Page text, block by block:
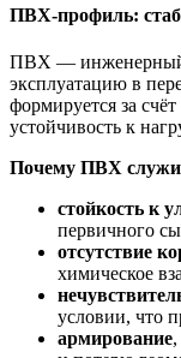
ПВХ-профиль:
ПВХ — инженерный
эксплуатацию в
формируется за
устойчивость к
Почему ПВХ
стойкость к
первичного
отсутствие
химическое
условии, что
армирование